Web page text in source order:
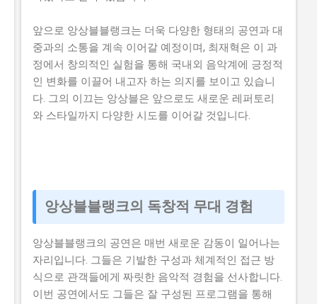
앞으로 앙상블블랭크는 더욱 다양한 형태의 공연과 대
중과의 소통을 계속 이어갈 예정이며, 최재혁은 이 과
정에서 창의적인 실험을 통해 국내외 음악계에 긍정적
인 변화를 이끌어 내고자 하는 의지를 보이고 있습니
다. 그의 이끄는 앙상블은 앞으로도 새로운 레퍼토리
와 스타일까지 다양한 시도를 이어갈 것입니다.
앙상블블랭크의 독창적 무대 경험
앙상블블랭크의 공연은 매번 새로운 감동이 일어나는
자리입니다. 그들은 기발한 구성과 체계적인 접근 방
식으로 관객들에게 짜릿한 음악적 경험을 선사합니다.
이번 공연에서도 그들은 잘 구성된 프로그램을 통해